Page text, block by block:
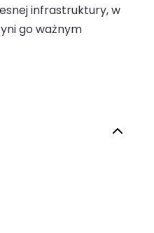
infrastruktury, w
go ważnym